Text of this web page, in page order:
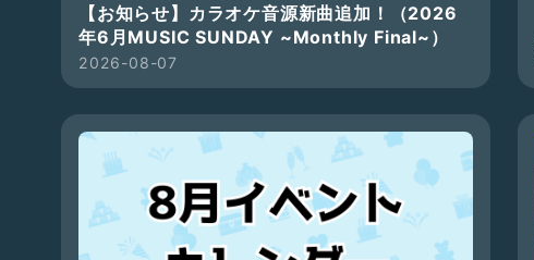
【お知らせ】カラオケ音源新曲追加！（2026
年6月MUSIC SUNDAY ~Monthly Final~）
2026-08-07